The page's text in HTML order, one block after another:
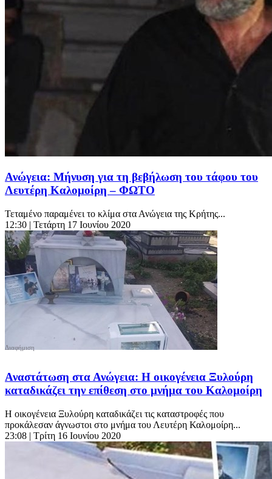
Ανώγεια: Μήνυση για τη βεβήλωση του τάφου του
Λευτέρη Καλομοίρη – ΦΩΤΟ
Τεταμένο παραμένει το κλίμα στα Ανώγεια της Κρήτης...
12:30 | Τετάρτη 17 Ιουνίου 2020
Αναστάτωση στα Ανώγεια: Η οικογένεια Ξυλούρη
καταδικάζει την επίθεση στο μνήμα του Καλομοίρη
Η οικογένεια Ξυλούρη καταδικάζει τις καταστροφές που
προκάλεσαν άγνωστοι στο μνήμα του Λευτέρη Καλομοίρη...
23:08 | Τρίτη 16 Ιουνίου 2020